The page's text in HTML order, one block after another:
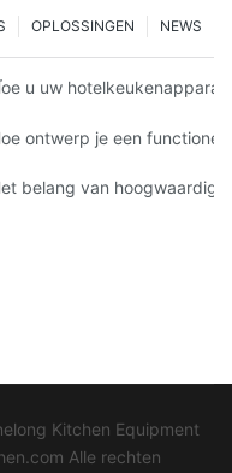
NEWS
OPLOSSINGEN
voor een moderne
u uw
efficiënt bereiden van
ontwerp je een
voeding en veiligheid
belang van
Kitchen Equipment
Alle rechten